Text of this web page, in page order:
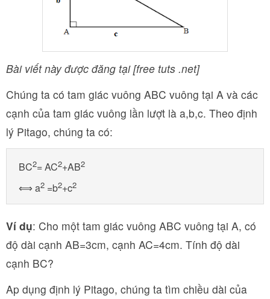
Bài viết này được đăng tại [free tuts .net]
Chúng ta có tam giác vuông ABC vuông tại A và các
cạnh của tam giác vuông lần lượt là a,b,c. Theo định
lý Pitago, chúng ta có:
BC2= AC2+AB2
⟺ a2 =b2+c2
Ví dụ: Cho một tam giác vuông ABC vuông tại A, có
độ dài cạnh AB=3cm, cạnh AC=4cm. Tính độ dài
cạnh BC?
Ap dụng định lý Pitago, chúng ta tìm chiều dài của